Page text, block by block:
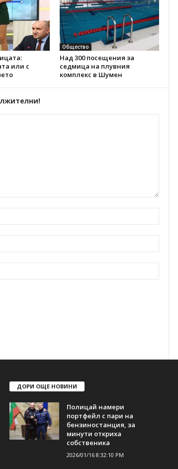
или с
Общество
Над 300 посещения за
седмица на плувния
комплекс в Шумен
ДОРИ ОЩЕ НОВИНИ
Полицай намери
портфейл с пари на
бензиностанция, за
минути откриха
собственика
2026/01/16 8:32:10 PM